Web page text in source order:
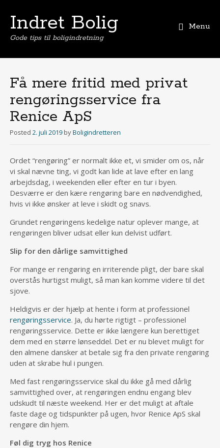
Indret Bolig
Gode tips til boligindretning
Menu
content
Få mere fritid med privat
rengøringsservice fra
Renice ApS
Posted 2. juli 2019 byBoligindretteren
Ordet “rengøring” er normalt ikke et, vi smider om os, når
vi skal nævne ting, vi godt kan lide at lave efter en lang
arbejdsdag, i weekenden eller efter en tur i byen.
Desværre er den kære rengøring bare en nødvendighed,
hvis vi ikke ønsker at leve i skidt og snavs.
Grundet rengøringens kedelige natur oplever mange, at
rengøringen bliver udsat eller kun delvist udført.
Slip for den dårlige samvittighed
For mange er rengøring en irriterende pligt, der bare skal
overstås hurtigst muligt, så man kan komme videre til det
sjove.
Heldigvis er der hjælp at hente i form at professionel
rengøringsservice. Ja, du hørte rigtigt – professionel
rengøringsservice. Dette er ikke længere kun berettiget
dem med en større lønseddel. Det er nu blevet muligt for
den almene dansker at betale sig fra den private rengøring
uden at skrabe hul i pungen.
Med fast rengøringsservice skal du ikke gå med dårlig
samvittighed over, at rengøringen endnu engang blev
udskudt til næste weekend. Her er det muligt at aftale
faste dage og tidspunkter på ugen, hvor Renice ApS skal
rengøre din hjem.
Føl dig tryg hos Renice